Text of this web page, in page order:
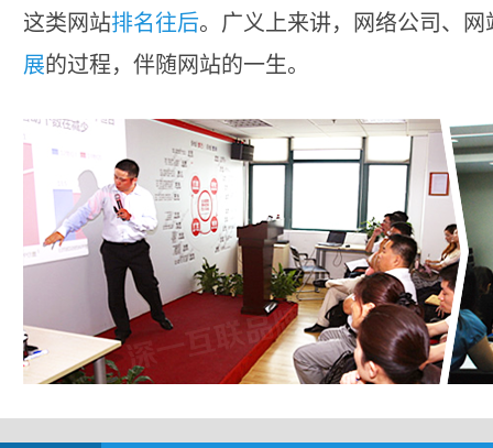
这类网站排名往后。广义上来讲，网络公司、
展的过程，伴随网站的一生。